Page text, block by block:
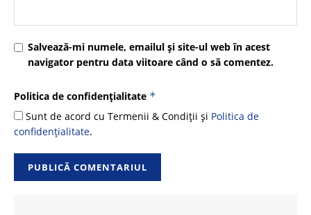
Salvează-mi numele, emailul și site-ul web în acest
navigator pentru data viitoare când o să comentez.
Politica de confidențialitate *
Sunt de acord cu Termenii & Condiții și Politica de
confidențialitate.